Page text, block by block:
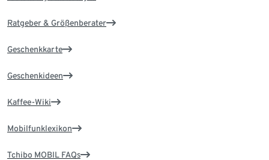
Ratgeber & Größenberater
Geschenkkarte
Geschenkideen
Kaffee-Wiki
Mobilfunklexikon
Tchibo MOBIL FAQs